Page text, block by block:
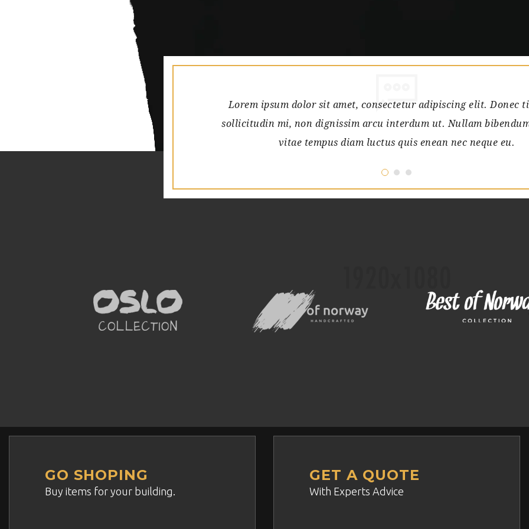
Lorem ipsum dolor sit amet, consectetur adipiscing elit. Donec
sollicitudin mi, non dignissim arcu interdum ut. Nullam
vitae tempus diam luctus quis enean nec neque eu.
GO SHOPING
Buy items for your building.
GET A QUOTE
With Experts Advice